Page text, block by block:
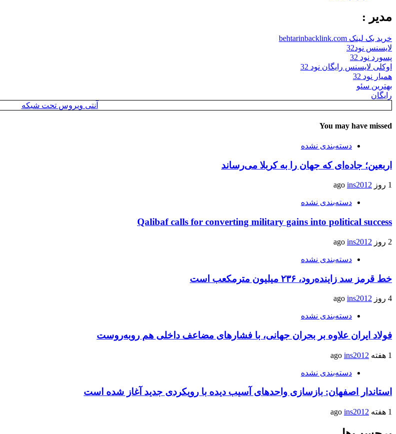
مدیر :
خرید بک لینک behtarinbacklink.com
لایسنس نود32
پسورد نود 32
اوکلی لایسنس رایگان نود 32
همیار نود 32
بهترین سئو
رایگان
آنتی ویروس تحت شبکه
You may have missed
دسته‌بندی نشده
اربعین؛ جاده‌ای که جهان را به کربلا می‌رساند
1 روز ago ins2012
دسته‌بندی نشده
Qalibaf calls for converting military gains into political success
2 روز ago ins2012
دسته‌بندی نشده
خط قرمز سد زاینده‌رود، ۲۳۶ میلیون مترمکعب است
4 روز ago ins2012
دسته‌بندی نشده
فولاد ایران علاوه بر بحران جهانی، با فشارهای مضاعف داخلی هم روبه‌روست
1 هفته ago ins2012
دسته‌بندی نشده
استاندار اصفهان: بازسازی واحدهای آسیب دیده با رویکردی جدید آغاز شده است
1 هفته ago ins2012